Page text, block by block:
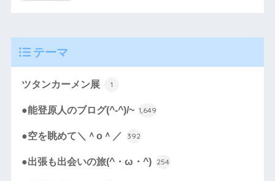
テーマ
ツタンカーメン展 1
●能登原人のブログ(^-^)/~ 1,649
●空を眺めて＼＾o＾／ 392
●出張も出会いの旅(^・ω・^) 254